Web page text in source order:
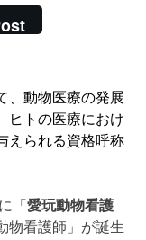
、動物医療の発展
ヒトの医療におけ
えられる資格呼称
「 愛玩動物看護
物看護師」が誕生